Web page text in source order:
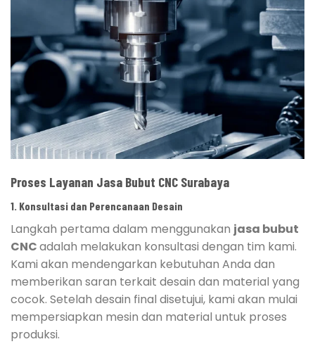
Proses Layanan Jasa Bubut CNC Surabaya
1. Konsultasi dan Perencanaan Desain
Langkah pertama dalam menggunakan jasa bubut
CNCadalah melakukan konsultasi dengan tim kami.
Kami akan mendengarkan kebutuhan Anda dan
memberikan saran terkait desain dan material yang
cocok. Setelah desain final disetujui, kami akan mulai
mempersiapkan mesin dan material untuk proses
produksi.